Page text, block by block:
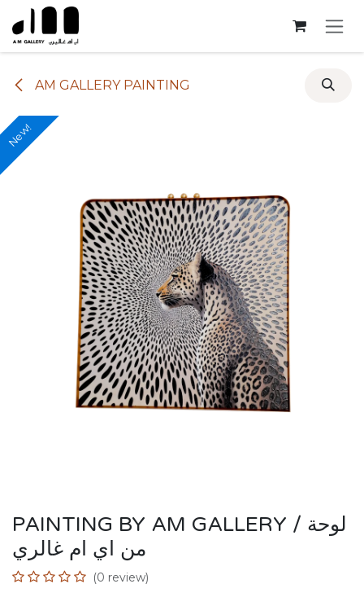
Skip to Content
AM GALLERY PAINTING
New!
PAINTING BY AM GALLERY / لوحة
من اي ام غالري
(0 review)